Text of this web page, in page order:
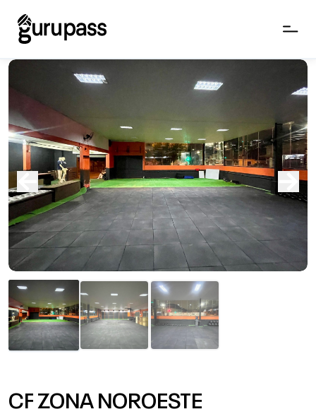
CF ZONA NOROESTE